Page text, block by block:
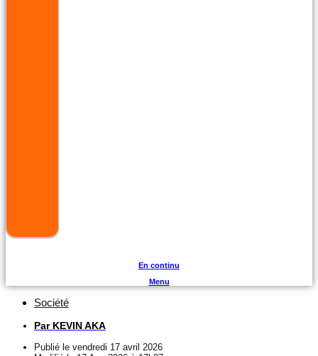
En continu
Menu
Société
ParKEVIN AKA
Publié le vendredi 17 avril 2026